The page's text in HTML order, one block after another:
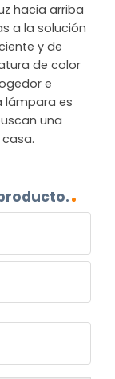
hacia arriba
a la solución
y de
de color
e
lámpara es
una